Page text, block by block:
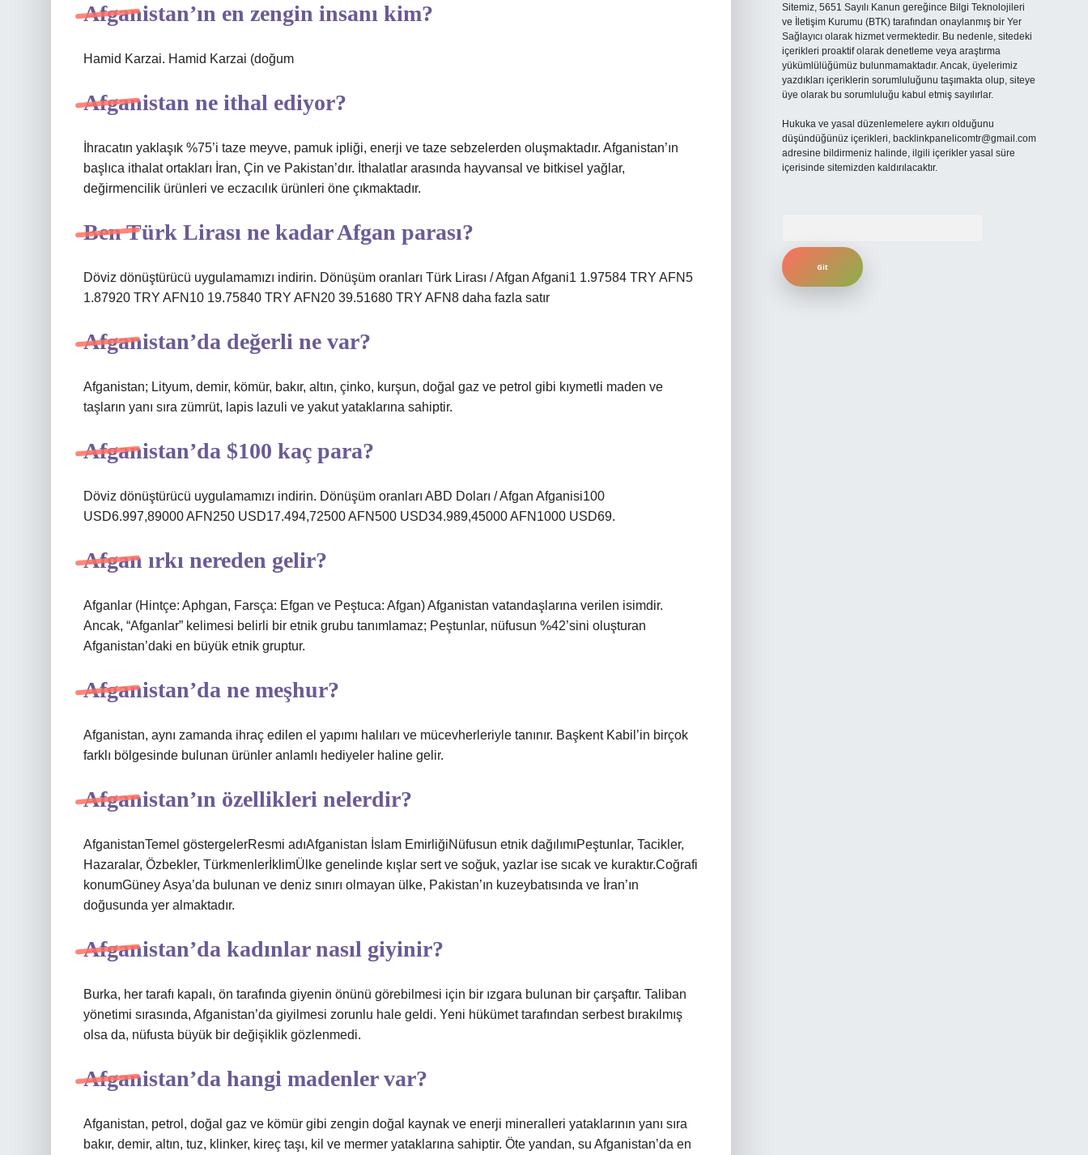
Afganistan’ın en zengin insanı kim?
Hamid Karzai. Hamid Karzai (doğum
Afganistan ne ithal ediyor?
İhracatın yaklaşık %75’i taze meyve, pamuk ipliği, enerji ve taze sebzelerden oluşmaktadır. Afganistan’ın
başlıca ithalat ortakları İran, Çin ve Pakistan’dır. İthalatlar arasında hayvansal ve bitkisel yağlar,
değirmencilik ürünleri ve eczacılık ürünleri öne çıkmaktadır.
Ben Türk Lirası ne kadar Afgan parası?
Döviz dönüştürücü uygulamamızı indirin. Dönüşüm oranları Türk Lirası / Afgan Afgani1 1.97584 TRY AFN5
1.87920 TRY AFN10 19.75840 TRY AFN20 39.51680 TRY AFN8 daha fazla satır
Afganistan’da değerli ne var?
Afganistan; Lityum, demir, kömür, bakır, altın, çinko, kurşun, doğal gaz ve petrol gibi kıymetli maden ve
taşların yanı sıra zümrüt, lapis lazuli ve yakut yataklarına sahiptir.
Afganistan’da $100 kaç para?
Döviz dönüştürücü uygulamamızı indirin. Dönüşüm oranları ABD Doları / Afgan Afganisi100
USD6.997,89000 AFN250 USD17.494,72500 AFN500 USD34.989,45000 AFN1000 USD69.
Afgan ırkı nereden gelir?
Afganlar (Hintçe: Aphgan, Farsça: Efgan ve Peştuca: Afgan) Afganistan vatandaşlarına verilen isimdir.
Ancak, “Afganlar” kelimesi belirli bir etnik grubu tanımlamaz; Peştunlar, nüfusun %42’sini oluşturan
Afganistan’daki en büyük etnik gruptur.
Afganistan’da ne meşhur?
Afganistan, aynı zamanda ihraç edilen el yapımı halıları ve mücevherleriyle tanınır. Başkent Kabil’in birçok
farklı bölgesinde bulunan ürünler anlamlı hediyeler haline gelir.
Afganistan’ın özellikleri nelerdir?
AfganistanTemel göstergelerResmi adıAfganistan İslam EmirliğiNüfusun etnik dağılımıPeştunlar, Tacikler,
Hazaralar, Özbekler, TürkmenlerİklimÜlke genelinde kışlar sert ve soğuk, yazlar ise sıcak ve kuraktır.Coğrafi
konumGüney Asya’da bulunan ve deniz sınırı olmayan ülke, Pakistan’ın kuzeybatısında ve İran’ın
doğusunda yer almaktadır.
Afganistan’da kadınlar nasıl giyinir?
Burka, her tarafı kapalı, ön tarafında giyenin önünü görebilmesi için bir ızgara bulunan bir çarşaftır. Taliban
yönetimi sırasında, Afganistan’da giyilmesi zorunlu hale geldi. Yeni hükümet tarafından serbest bırakılmış
olsa da, nüfusta büyük bir değişiklik gözlenmedi.
Afganistan’da hangi madenler var?
Afganistan, petrol, doğal gaz ve kömür gibi zengin doğal kaynak ve enerji mineralleri yataklarının yanı sıra
bakır, demir, altın, tuz, klinker, kireç taşı, kil ve mermer yataklarına sahiptir. Öte yandan, su Afganistan’da en
Sitemiz, 5651 Sayılı Kanun gereğince Bilgi Teknolojileri
ve İletişim Kurumu (BTK) tarafından onaylanmış bir Yer
Sağlayıcı olarak hizmet vermektedir. Bu nedenle, sitedeki
içerikleri proaktif olarak denetleme veya araştırma
yükümlülüğümüz bulunmamaktadır. Ancak, üyelerimiz
yazdıkları içeriklerin sorumluluğunu taşımakta olup, siteye
üye olarak bu sorumluluğu kabul etmiş sayılırlar.
Hukuka ve yasal düzenlemelere aykırı olduğunu
düşündüğünüz içerikleri, backlinkpanelicomtr@gmail.com
adresine bildirmeniz halinde, ilgili içerikler yasal süre
içerisinde sitemizden kaldırılacaktır.